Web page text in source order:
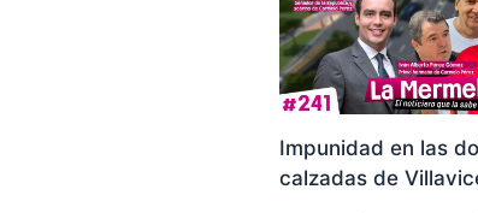
Impunidad en las
calzadas de